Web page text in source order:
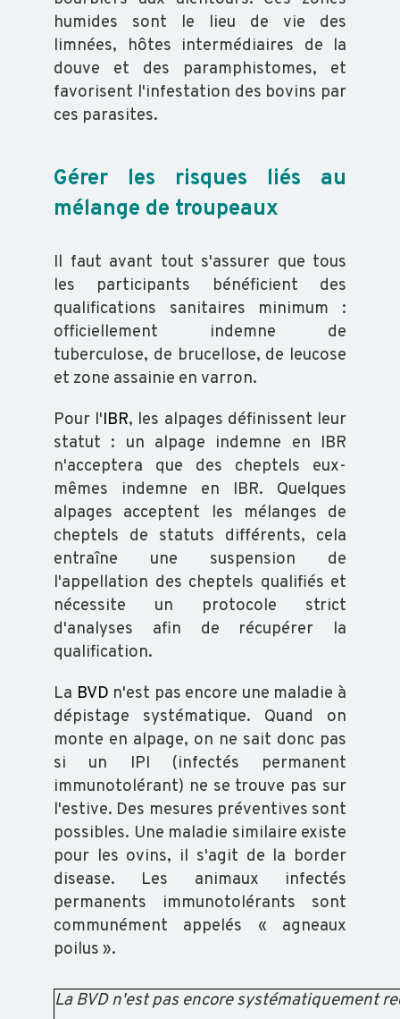
humides sont le lieu de vie des
limnées, hôtes intermédiaires de la
douve et des paramphistomes, et
favorisent l'infestation des bovins par
ces parasites.
Gérer les risques liés au
mélange de troupeaux
Il faut avant tout s'assurer que tous
les participants bénéficient des
qualifications sanitaires minimum :
officiellement indemne de
tuberculose, de brucellose, de leucose
et zone assainie en varron.
Pour l'IBR, les alpages définissent leur
statut : un alpage indemne en IBR
n'acceptera que des cheptels eux-
mêmes indemne en IBR. Quelques
alpages acceptent les mélanges de
cheptels de statuts différents, cela
entraîne une suspension de
l'appellation des cheptels qualifiés et
nécessite un protocole strict
d'analyses afin de récupérer la
qualification.
La BVD n'est pas encore une maladie à
dépistage systématique. Quand on
monte en alpage, on ne sait donc pas
si un IPI (infectés permanent
immunotolérant) ne se trouve pas sur
l'estive. Des mesures préventives sont
possibles. Une maladie similaire existe
pour les ovins, il s'agit de la border
disease. Les animaux infectés
permanents immunotolérants sont
communément appelés « agneaux
poilus ».
La BVD n'est pas encore systématiquement